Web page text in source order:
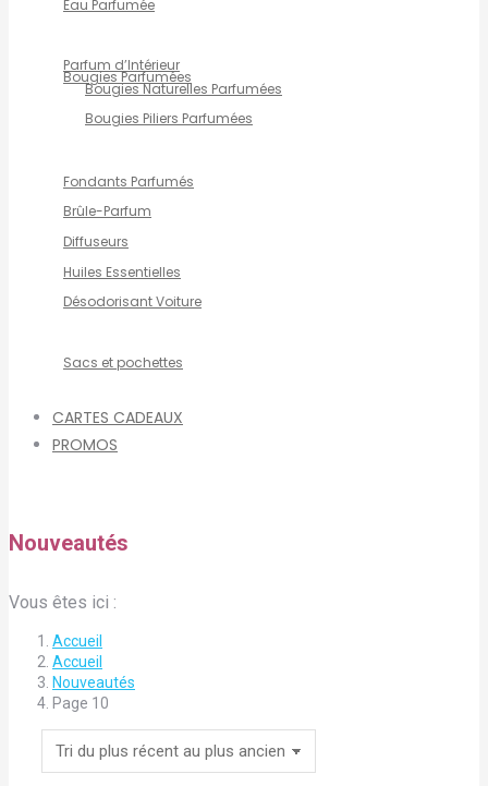
Eau Parfumée
Parfum d’Intérieur
Bougies Parfumées
Bougies Naturelles Parfumées
Bougies Piliers Parfumées
Fondants Parfumés
Brûle-Parfum
Diffuseurs
Huiles Essentielles
Désodorisant Voiture
Sacs et pochettes
CARTES CADEAUX
PROMOS
Nouveautés
Vous êtes ici :
Accueil
Accueil
Nouveautés
Page 10